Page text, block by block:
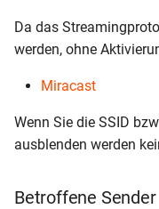
Da das
werden, ohne
Miracast
Wenn Sie die SSID
ausblenden werden
Betroffene Sender